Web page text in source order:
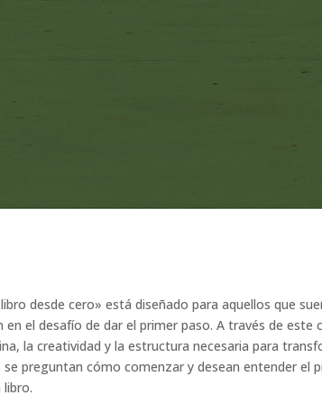
desde cero» está diseñado para aquellos que
el desafío de dar el primer paso. A través de este
la creatividad y la estructura necesaria para
se preguntan cómo comenzar y desean entender el
libro.